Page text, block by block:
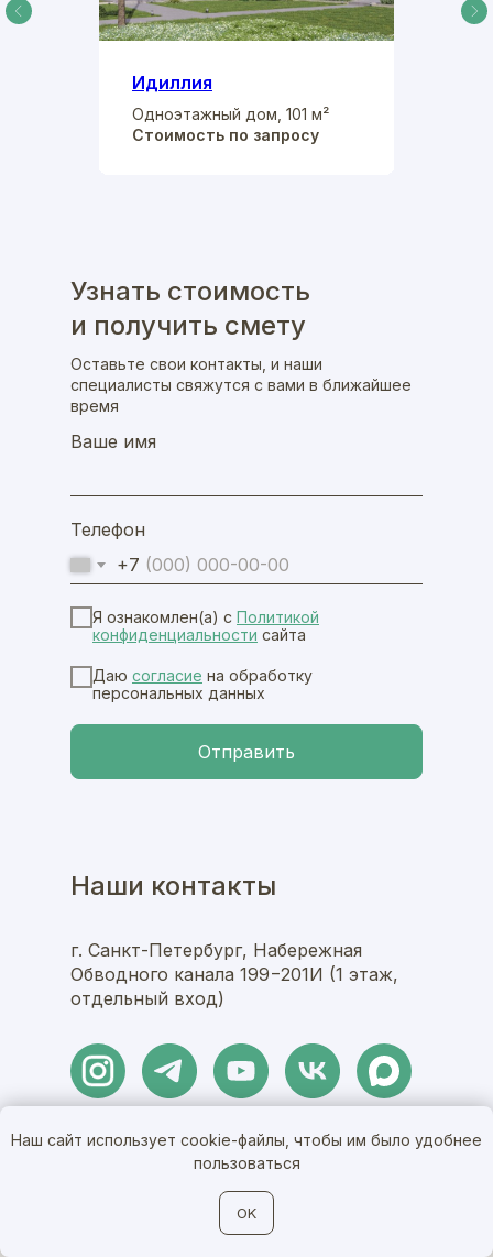
Наш сайт использует cookie-файлы, чтобы им было удобнее
пользоваться
OK
Telegram MAX
+7 (968) 598-36-50
Идиллия
Одноэтажный дом, 101 м²
Стоимость по запросу
Узнать стоимость
и получить смету
Оставьте свои контакты, и наши
специалисты свяжутся с вами в ближайшее
время
Ваше имя
Телефон
+7
Я ознакомлен(а) с Политикой
конфиденциальноcти сайта
Даю согласие на обработку
персональных данных
Отправить
Наши контакты
г. Санкт-Петербург, Набережная
Обводного канала 199−201И (1 этаж,
отдельный вход)